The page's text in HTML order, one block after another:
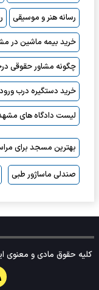
رسانه هنر و موسیقی
خرید بیمه ماشین در
چگونه مشاور حقوقی درجه 1 در مشهد پیدا
خرید دستگیره درب
لیست دادگاه های
بهترین مسجد برای
صندلی ماساژور طبی
کلیه حقوق مادی و معنوی